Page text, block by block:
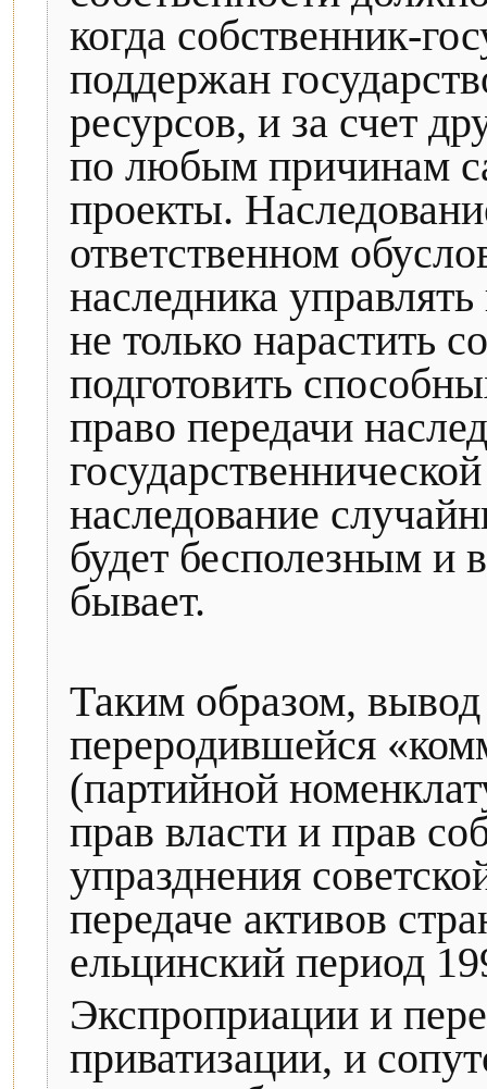
когда собственник-
поддержан
ресурсов, и за счет
по любым причинам
проекты.
ответственном
наследника
не только нарастить
подготовить
право передачи
наследование
будет бесполезным и
бывает.
Таким образом, вывод
переродившейся
(партийной
прав власти и прав
упразднения
передаче активов
ельцинский период
Экспроприации и
приватизации, и